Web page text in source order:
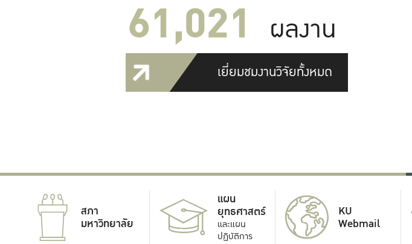
61,022 ผลงาน
เยี่ยมชมงานวิจัยทั้งหมด
สภา
มหาวิทยาลัย
แผน
ยุทธศาสตร์
และแผน
ปฏิบัติการ
KU
Webmail